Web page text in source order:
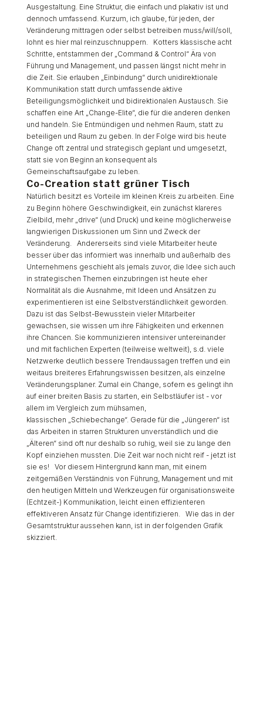
Ausgestaltung. Eine Struktur, die einfach und plakativ ist und
dennoch umfassend. Kurzum, ich glaube, für jeden, der
Veränderung mittragen oder selbst betreiben muss/will/soll,
lohnt es hier mal reinzuschnuppern. Kotters klassische acht
Schritte, entstammen der „Command & Control“ Ära von
Führung und Management, und passen längst nicht mehr in
die Zeit. Sie erlauben „Einbindung“ durch unidirektionale
Kommunikation statt durch umfassende aktive
Beteiligungsmöglichkeit und bidirektionalen Austausch. Sie
schaffen eine Art „Change-Elite“, die für die anderen denken
und handeln. Sie Entmündigen und nehmen Raum, statt zu
beteiligen und Raum zu geben. In der Folge wird bis heute
Change oft zentral und strategisch geplant und umgesetzt,
statt sie von Beginn an konsequent als
Gemeinschaftsaufgabe zu leben.
Co-Creation statt grüner Tisch
Natürlich besitzt es Vorteile im kleinen Kreis zu arbeiten. Eine
zu Beginn höhere Geschwindigkeit, ein zunächst klareres
Zielbild, mehr „drive“ (und Druck) und keine möglicherweise
langwierigen Diskussionen um Sinn und Zweck der
Veränderung. Andererseits sind viele Mitarbeiter heute
besser über das informiert was innerhalb und außerhalb des
Unternehmens geschieht als jemals zuvor, die Idee sich auch
in strategischen Themen einzubringen ist heute eher
Normalität als die Ausnahme, mit Ideen und Ansätzen zu
experimentieren ist eine Selbstverständlichkeit geworden.
Dazu ist das Selbst-Bewusstein vieler Mitarbeiter
gewachsen, sie wissen um ihre Fähigkeiten und erkennen
ihre Chancen. Sie kommunizieren intensiver untereinander
und mit fachlichen Experten (teilweise weltweit), s.d. viele
Netzwerke deutlich bessere Trendaussagen treffen und ein
weitaus breiteres Erfahrungswissen besitzen, als einzelne
Veränderungsplaner. Zumal ein Change, sofern es gelingt ihn
auf einer breiten Basis zu starten, ein Selbstläufer ist - vor
allem im Vergleich zum mühsamen,
klassischen „Schiebechange“. Gerade für die „Jüngeren“ ist
das Arbeiten in starren Strukturen unverständlich und die
„Älteren“ sind oft nur deshalb so ruhig, weil sie zu lange den
Kopf einziehen mussten. Die Zeit war noch nicht reif - jetzt ist
sie es! Vor diesem Hintergrund kann man, mit einem
zeitgemäßen Verständnis von Führung, Management und mit
den heutigen Mitteln und Werkzeugen für organisationsweite
(Echtzeit-) Kommunikation, leicht einen effizienteren
effektiveren Ansatz für Change identifizieren. Wie das in der
Gesamtstruktur aussehen kann, ist in der folgenden Grafik
skizziert.